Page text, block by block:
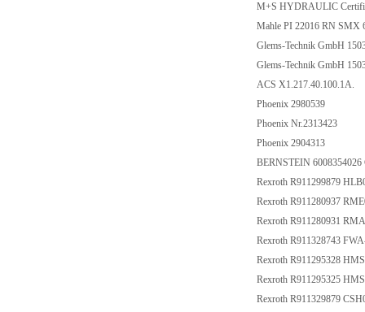
M+S HYDRAULIC
Mahle PI 22016 RN SMX
Glems-Technik GmbH
Glems-Technik GmbH
ACS X1.217.40.100.1A.
Phoenix 2980539
Phoenix Nr.2313423
Phoenix 2904313
BERNSTEIN
Rexroth R911299879
Rexroth R911280937
Rexroth R911280931
Rexroth R911328743
Rexroth R911295328
Rexroth R911295325
Rexroth R911329879